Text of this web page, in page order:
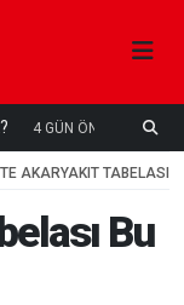
4 GÜN ÖNCE
AKARYAKIT TABELASI
Bu